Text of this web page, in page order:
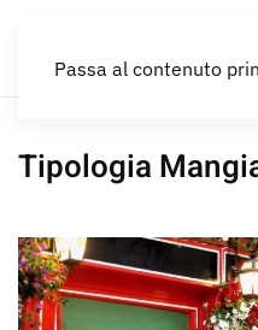
Passa al contenuto
Tipologia